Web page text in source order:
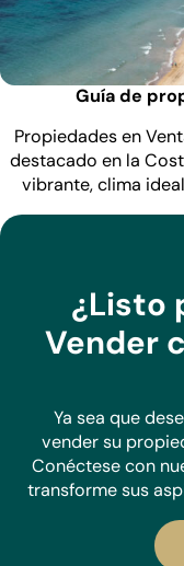
Guía de
Propiedades en
destacado en la
vibrante, clima
¿Listo
Vender
Ya sea que
vender su
Conéctese con
transforme sus